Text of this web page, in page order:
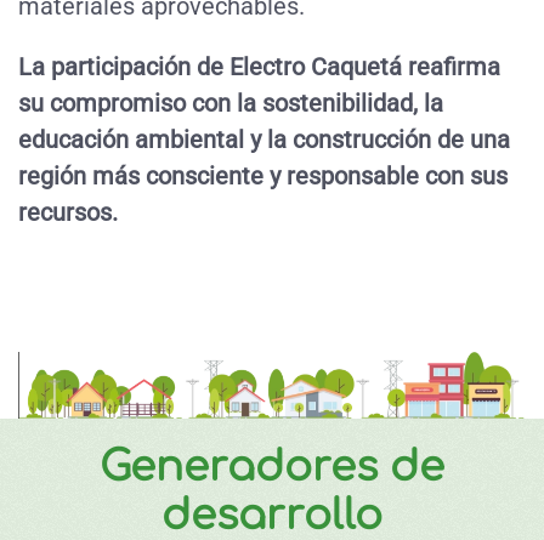
materiales aprovechables.
La participación de Electro Caquetá reafirma
su compromiso con la sostenibilidad, la
educación ambiental y la construcción de una
región más consciente y responsable con sus
recursos.
Generadores de
desarrollo